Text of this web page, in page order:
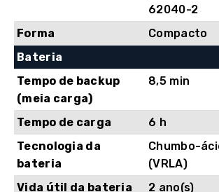
62040-2
Forma
Compacto
Bateria
Tempo de backup
(meia carga)
8,5 min
Tempo de carga
6 h
Tecnologia da
bateria
Chumbo-
(VRLA)
Vida útil da bateria
2 ano(s)